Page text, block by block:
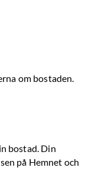
om bostaden.
bostad. Din
på Hemnet och